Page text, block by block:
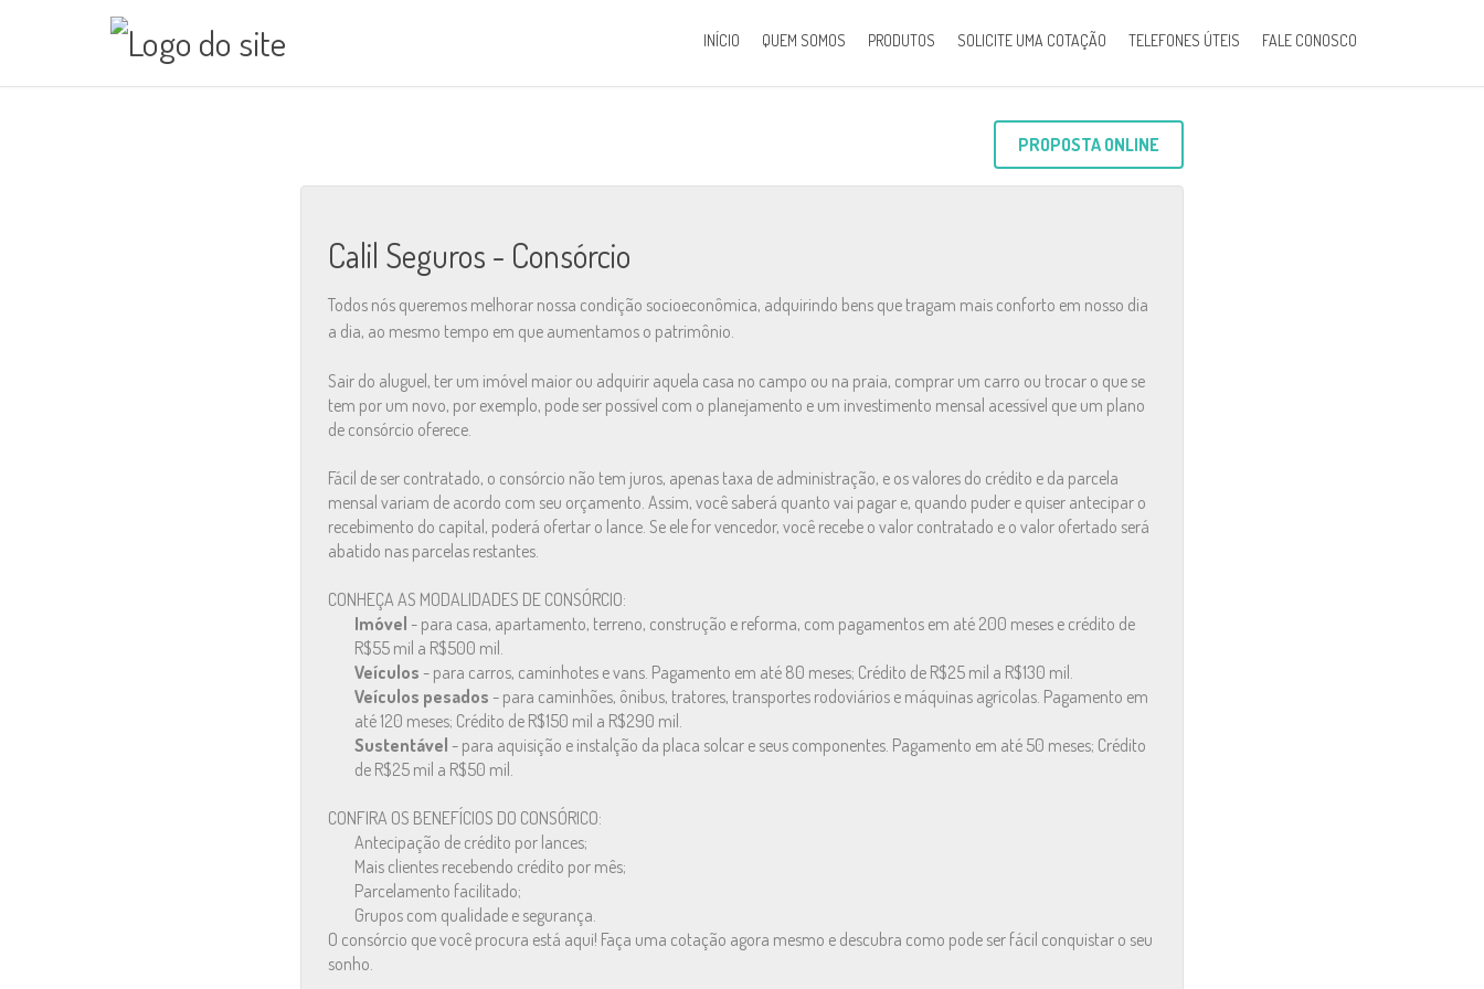
INÍCIO QUEM SOMOS PRODUTOS SOLICITE UMA COTAÇÃO TELEFONES ÚTEIS FALE CONOSCO
PROPOSTA ONLINE
Calil Seguros - Consórcio
Todos nós queremos melhorar nossa condição socioeconômica, adquirindo bens que tragam mais conforto em nosso dia
a dia, ao mesmo tempo em que aumentamos o patrimônio.
Sair do aluguel, ter um imóvel maior ou adquirir aquela casa no campo ou na praia, comprar um carro ou trocar o que se
tem por um novo, por exemplo, pode ser possível com o planejamento e um investimento mensal acessível que um plano
de consórcio oferece.
Fácil de ser contratado, o consórcio não tem juros, apenas taxa de administração, e os valores do crédito e da parcela
mensal variam de acordo com seu orçamento. Assim, você saberá quanto vai pagar e, quando puder e quiser antecipar o
recebimento do capital, poderá ofertar o lance. Se ele for vencedor, você recebe o valor contratado e o valor ofertado será
abatido nas parcelas restantes.
CONHEÇA AS MODALIDADES DE CONSÓRCIO:
Imóvel - para casa, apartamento, terreno, construção e reforma, com pagamentos em até 200 meses e crédito de
R$55 mil a R$500 mil.
Veículos - para carros, caminhotes e vans. Pagamento em até 80 meses; Crédito de R$25 mil a R$130 mil.
Veículos pesados - para caminhões, ônibus, tratores, transportes rodoviários e máquinas agrícolas. Pagamento em
até 120 meses; Crédito de R$150 mil a R$290 mil.
Sustentável - para aquisição e instalção da placa solcar e seus componentes. Pagamento em até 50 meses; Crédito
de R$25 mil a R$50 mil.
CONFIRA OS BENEFÍCIOS DO CONSÓRICO:
Antecipação de crédito por lances;
Mais clientes recebendo crédito por mês;
Parcelamento facilitado;
Grupos com qualidade e segurança.
O consórcio que você procura está aqui! Faça uma cotação agora mesmo e descubra como pode ser fácil conquistar o seu
sonho.